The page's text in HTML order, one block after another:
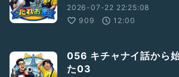
2026-07-22 22:25:08
909
12:00
056 キチャナイ話から
た03